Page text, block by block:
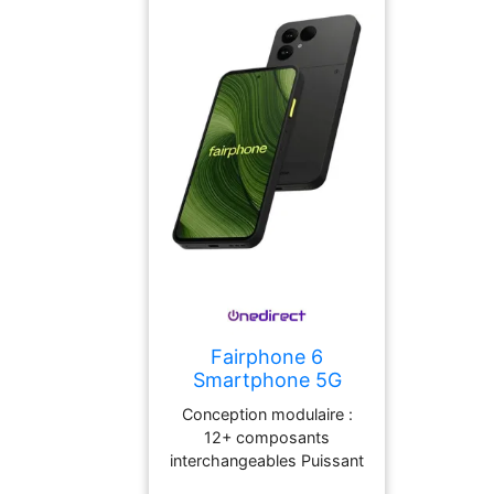
WiFi et Bluetooth 5.3
Glove Touch : tactile
fonctionnant avec des
gants
Fairphone 6
Smartphone 5G
avec Android 15,
stockage interne
256Go, composants
durables,
Conception modulaire :
12+ composants
interchangeables Puissant